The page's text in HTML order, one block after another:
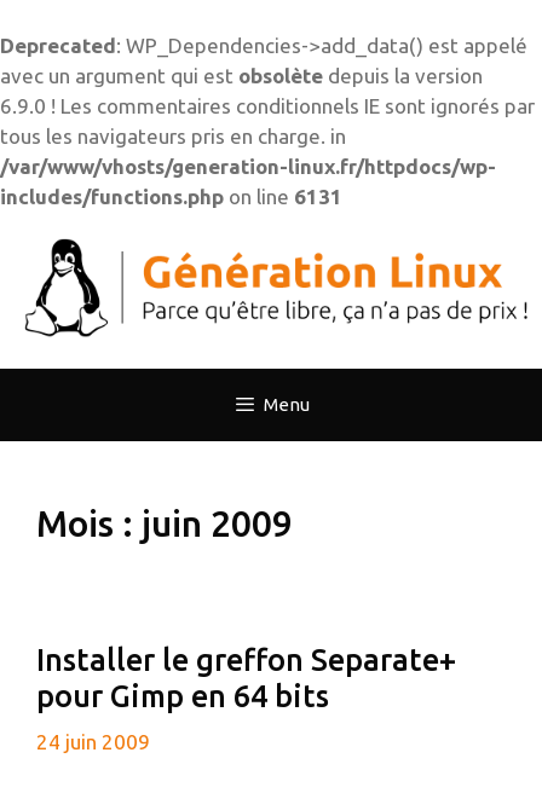
Deprecated: WP_Dependencies->add_data() est appelé
avec un argument qui est obsolète depuis la version
6.9.0 ! Les commentaires conditionnels IE sont ignorés par
tous les navigateurs pris en charge. in
/var/www/vhosts/generation-linux.fr/httpdocs/wp-
includes/functions.php on line 6131
contenu
Menu
Mois : juin 2009
Installer le greffon Separate+
pour Gimp en 64 bits
24 juin 2009